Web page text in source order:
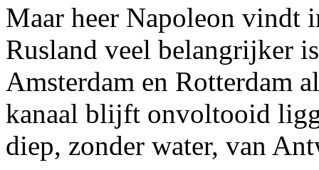
Maar heer Napoleon vindt
Rusland veel belangrijker
Amsterdam en Rotterdam
kanaal blijft onvoltooid
diep, zonder water, van